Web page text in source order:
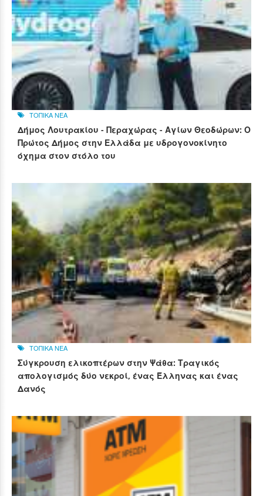
ΤΟΠΙΚΑ ΝΕΑ
Δήμος Λουτρακίου - Περαχώρας - Αγίων Θεοδώρων: Ο
Πρώτος Δήμος στην Ελλάδα με υδρογονοκίνητο
όχημα στον στόλο του
ΤΟΠΙΚΑ ΝΕΑ
Σύγκρουση ελικοπτέρων στην Ψάθα: Τραγικός
απολογισμός δύο νεκροί, ένας Έλληνας και ένας
Δανός